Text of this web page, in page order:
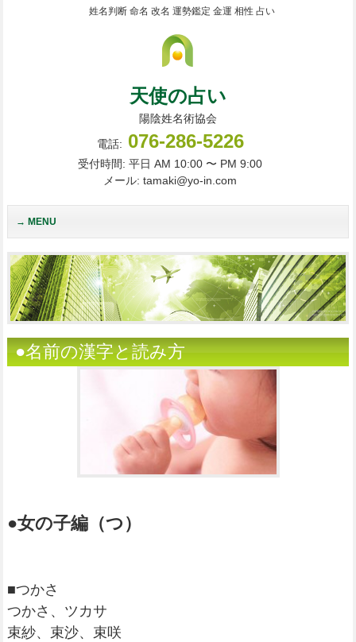
姓名判断 命名 改名 運勢鑑定 金運 相性 占い
天使の占い
陽陰姓名術協会
電話: 076-286-5226
受付時間: 平日 AM 10:00 〜 PM 9:00
メール: tamaki@yo-in.com
MENU
●名前の漢字と読み方
●女の子編（つ）
■つかさ
つかさ、ツカサ
束紗、束沙、束咲